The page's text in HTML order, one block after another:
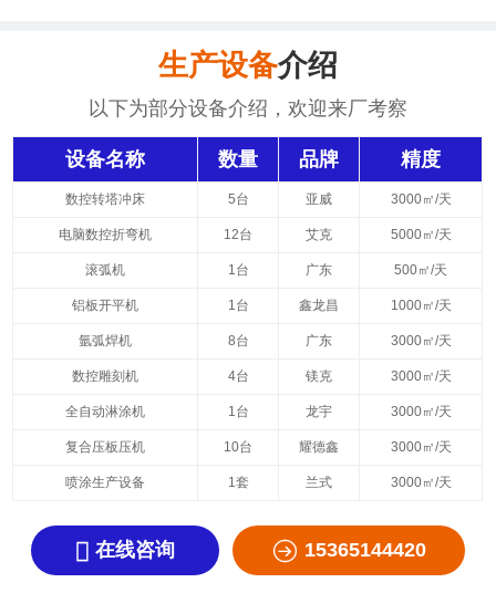
生产设备介绍
以下为部分设备介绍，欢迎来厂考察
设备名称 数量 品牌 精度
数控转塔冲床 5台 亚威 3000㎡/天
电脑数控折弯机 12台 艾克 5000㎡/天
滚弧机 1台 广东 500㎡/天
铝板开平机 1台 鑫龙昌 1000㎡/天
氩弧焊机 8台 广东 3000㎡/天
数控雕刻机 4台 镁克 3000㎡/天
全自动淋涂机 1台 龙宇 3000㎡/天
复合压板压机 10台 耀德鑫 3000㎡/天
喷涂生产设备 1套 兰式 3000㎡/天
 在线咨询  15365144420